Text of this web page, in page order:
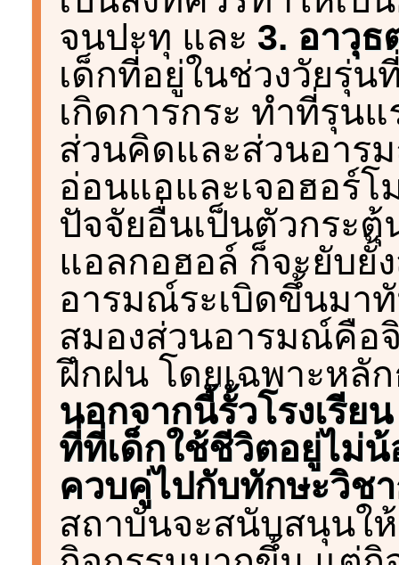
จนปะทุ และ 3. อาวุธ
เด็กที่อยู่ในช่วงวัยรุ่
เกิดการกระ ทำที่รุน
ส่วนคิดและส่วนอาร
อ่อนแอและเจอฮอร์โ
ปัจจัยอื่นเป็นตัวกระตุ้
แอลกอฮอล์ ก็จะยับยั้
อารมณ์ระเบิดขึ้นมา
สมองส่วนอารมณ์คือ
ฝึกฝน โดยเฉพาะหลั
นอกจากนี้รั้วโรงเรีย
ที่ที่เด็กใช้ชีวิตอยู่ไม่
ควบคู่ไปกับทักษะวิช
สถาบันจะสนับสนุนใ